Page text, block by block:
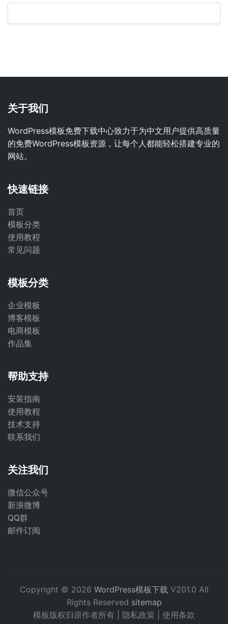
关于我们
WordPress模板免费下载中心致力于为中文用户提供高质量
的免费WordPress模板资源，让每个人都能轻松搭建专业的
网站。
快速链接
首页
模板分类
使用教程
常见问题
模板分类
企业模板
博客模板
电商模板
作品集
帮助支持
安装指南
使用教程
技术支持
联系我们
关注我们
微信公众号
新浪微博
QQ群
邮件订阅
Copyright © 2026 WordPress模板下载 V201.0 All
Rights Reserved sitemap
模板版权归原作者所有 | 隐私政策 使用条款